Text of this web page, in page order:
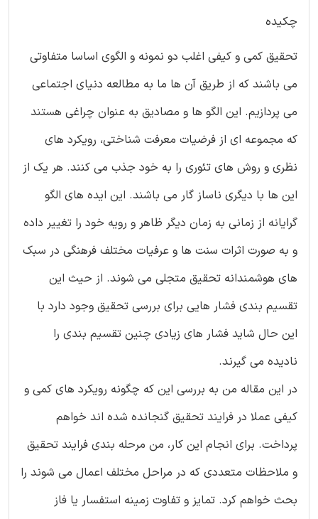
چکیده
تحقیق کمی و کیفی اغلب دو نمونه و الگوی اساسا متفاوتی
می باشند که از طریق آن ها ما به مطالعه دنیای اجتماعی
می پردازیم. این الگو ها و مصادیق به عنوان چراغی هستند
که مجموعه ای از فرضیات معرفت شناختی، رویکرد های
نظری و روش های تئوری را به خود جذب می کنند. هر یک از
این ها با دیگری ناساز گار می باشند. این ایده های الگو
گرایانه از زمانی به زمان دیگر ظاهر و رویه خود را تغییر داده
و به صورت اثرات سنت ها و عرفیات مختلف فرهنگی در سبک
های هوشمندانه تحقیق متجلی می شوند. از حیث این
تقسیم بندی فشار هایی برای بررسی تحقیق وجود دارد با
این حال شاید فشار های زیادی چنین تقسیم بندی را
نادیده می گیرند.
در این مقاله من به بررسی این که چگونه رویکرد های کمی و
کیفی عملا در فرایند تحقیق گنجانده شده اند خواهم
پرداخت. برای انجام این کار، من مرحله بندی فرایند تحقیق
و ملاحظات متعددی که در مراحل مختلف اعمال می شوند را
بحث خواهم کرد. تمایز و تفاوت زمینه استفسار یا فاز